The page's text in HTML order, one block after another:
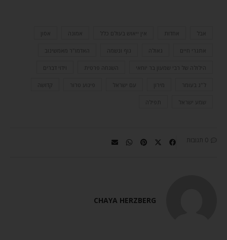
אחדות אין ייאוש בעולם כלל אמונה אסון
אתגרי חיים גוף ונשמה האדמו"ר מאמשינוב
הילולה של רבי שמעון בר יוחאי השגחה פרטית וידוי דברים
ל"ג בעומר מירון עם ישראל פיגוע טרור קדושה
שמע ישראל תפילה
0 תגובות
CHAYA HERZBERG